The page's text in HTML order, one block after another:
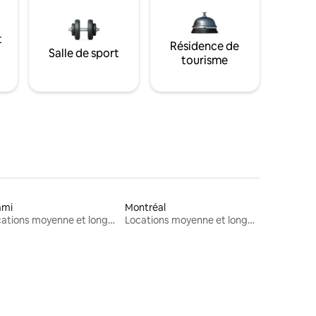
Salle de sport
Résidence de
tourisme
Locations moyenne et longue durée
Montréal
Locations moyenne et longue durée